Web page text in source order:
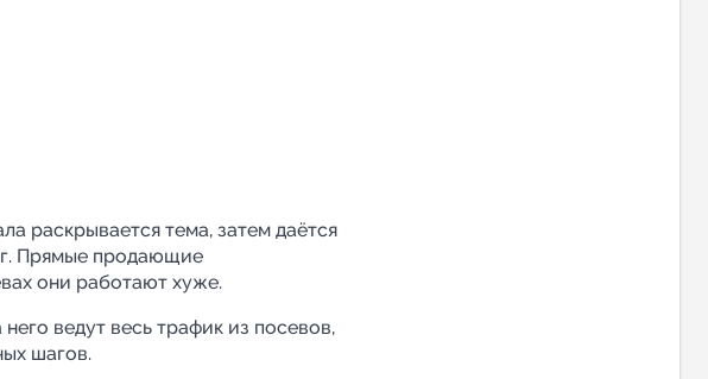
раскрывается тема, затем даётся
Прямые продающие
они работают хуже.
ведут весь трафик из посевов,
шагов.